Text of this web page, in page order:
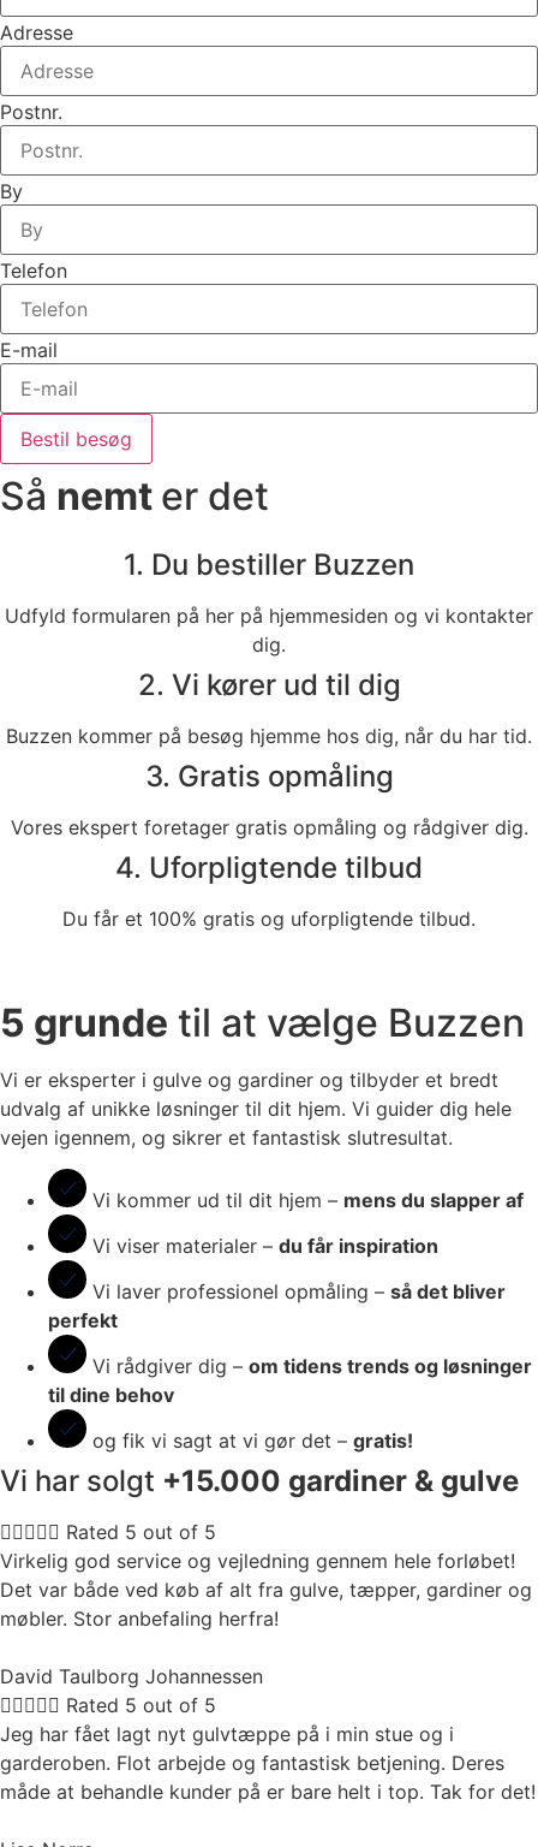
Adresse
Postnr.
By
Telefon
E-mail
Bestil besøg
Så nemt er det
1. Du bestiller Buzzen
Udfyld formularen på her på hjemmesiden og vi kontakter
dig.
2. Vi kører ud til dig
Buzzen kommer på besøg hjemme hos dig, når du har tid.
3. Gratis opmåling
Vores ekspert foretager gratis opmåling og rådgiver dig.
4. Uforpligtende tilbud
Du får et 100% gratis og uforpligtende tilbud.
5 grunde til at vælge Buzzen
Vi er eksperter i gulve og gardiner og tilbyder et bredt
udvalg af unikke løsninger til dit hjem. Vi guider dig hele
vejen igennem, og sikrer et fantastisk slutresultat.
Vi kommer ud til dit hjem – mens du slapper af
Vi viser materialer – du får inspiration
Vi laver professionel opmåling – så det bliver
perfekt
Vi rådgiver dig – om tidens trends og løsninger
til dine behov
og fik vi sagt at vi gør det – gratis!
Vi har solgt +15.000 gardiner & gulve
 Rated 5 out of 5
Virkelig god service og vejledning gennem hele forløbet!
Det var både ved køb af alt fra gulve, tæpper, gardiner og
møbler. Stor anbefaling herfra!
David Taulborg Johannessen
 Rated 5 out of 5
Jeg har fået lagt nyt gulvtæppe på i min stue og i
garderoben. Flot arbejde og fantastisk betjening. Deres
måde at behandle kunder på er bare helt i top. Tak for det!